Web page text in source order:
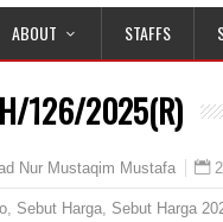
ABOUT STAFFS
126/2025(R)
Nur Mustaqim Mustafa
, Sebut Harga, Sebut Harga